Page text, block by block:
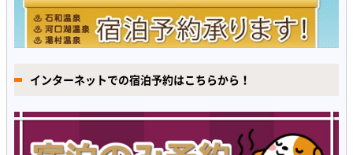
インターネットでの宿泊予約はこちらから！